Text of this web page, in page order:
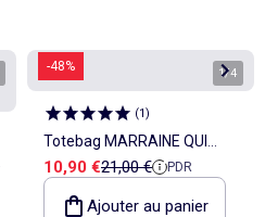
-48% 1/4
(1)
Totebag MARRAINE QUI
DÉCHIRE 3
Prix de vente
10,90 €Prix de référence
21,00 € PDR
Ajouter au panier